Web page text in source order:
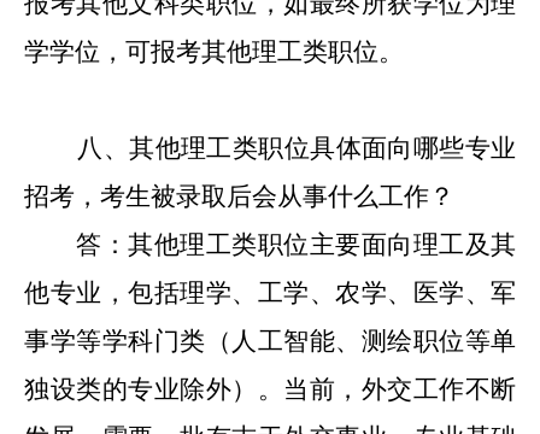
学学位，可报考其他理工类职位。
八 、其他理工类职位具体面向哪些专业
招考，考生被录取后会从事什么工作？
答： 其他理工类职位主要面向理工及其
他专业，包括理学、工学、农学、医学、军
事学等学科门类（ 人工智能、测绘职位等单
独设类的专业除外）。 当前，外交工作不断